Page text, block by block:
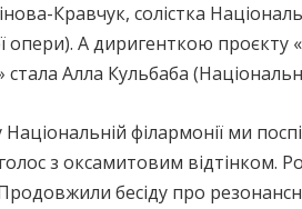
Кравчук, солістка
опери). А диригенткою проєкту
Алла Кульбаба
Національній філармонії ми
з оксамитовим відтінком.
бесіду про